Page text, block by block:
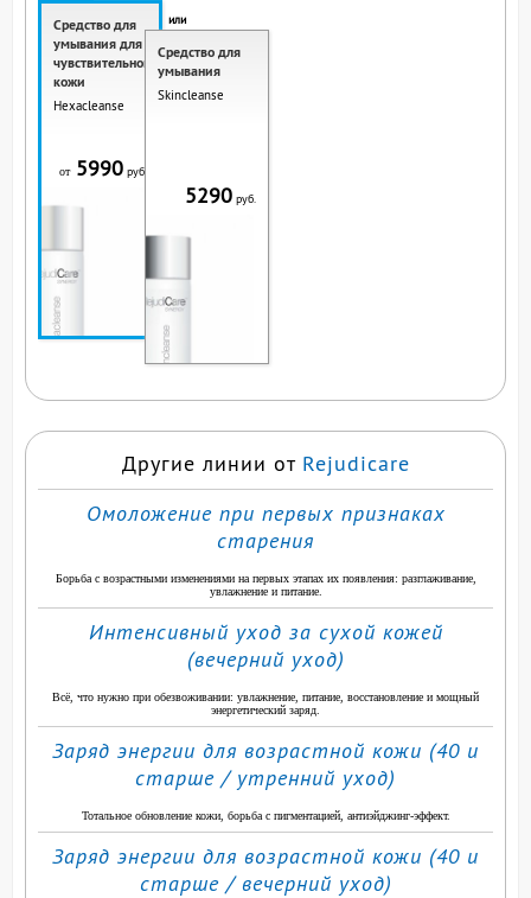
Средство для
умывания для
чувствительной
кожи
Hexacleanse
от5990 руб.
или
Средство для
умывания
Skincleanse
5290 руб.
Другие линии от Rejudicare
Омоложение при первых признаках
старения
Борьба с возрастными изменениями на первых этапах их появления: разглаживание,
увлажнение и питание.
Интенсивный уход за сухой кожей
(вечерний уход)
Всё, что нужно при обезвоживании: увлажнение, питание, восстановление и мощный
энергетический заряд.
Заряд энергии для возрастной кожи (40 и
старше / утренний уход)
Тотальное обновление кожи, борьба с пигментацией, антиэйджинг-эффект.
Заряд энергии для возрастной кожи (40 и
старше / вечерний уход)